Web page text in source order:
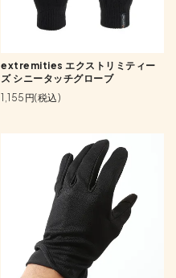
extremities エクストリミティー
ズ シニータッチグローブ
1,155円(税込)